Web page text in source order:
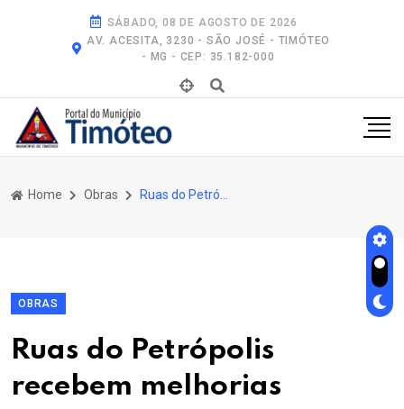
SÁBADO, 08 DE AGOSTO DE 2026
AV. ACESITA, 3230 - SÃO JOSÉ - TIMÓTEO
- MG - CEP: 35.182-000
Home Obras
OBRAS
Ruas do Petrópolis
recebem melhorias